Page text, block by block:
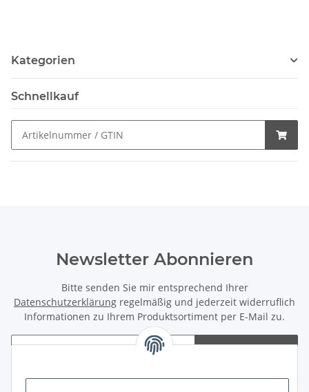
Kategorien
Schnellkauf
Newsletter Abonnieren
Bitte senden Sie mir entsprechend Ihrer
Datenschutzerklärung regelmäßig und jederzeit widerruflich
Informationen zu Ihrem Produktsortiment per E-Mail zu.